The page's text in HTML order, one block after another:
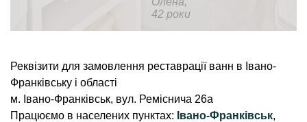
Реквізити для замовлення реставрації ванн в Івано-
Франківську і області
м. Івано-Франківськ, вул. Реміснича 26а
Працюємо в населених пунктах: Івано-Франківськ,